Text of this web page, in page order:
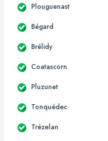
Plouguenast
Bégard
Brélidy
Coatascorn
Pluzunet
Tonquédec
Trézelan